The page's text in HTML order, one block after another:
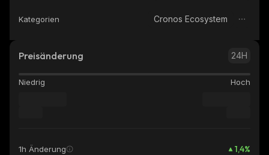
Kategorien Cronos Ecosystem
Preisänderung 24H
Niedrig Hoch
1h Änderung 1,4%